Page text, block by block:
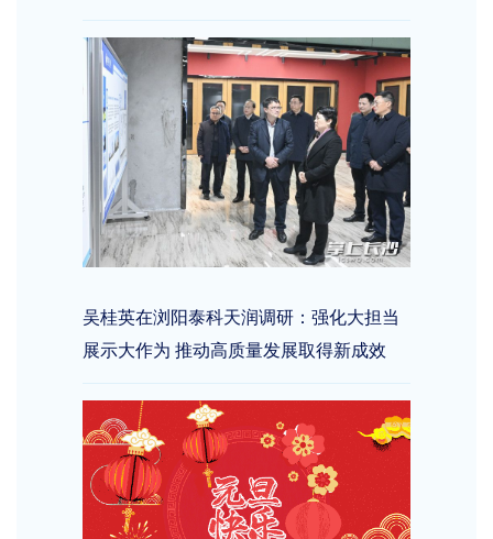
吴桂英在浏阳泰科天润调研：强化大担当
展示大作为 推动高质量发展取得新成效